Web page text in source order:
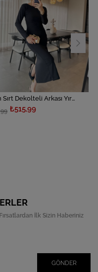
Siyah Sırt Dekolteli Arkası Yırtmaçlı Elbise Apoletli Kargo
İlk Sizin Haberiniz
GÖNDER